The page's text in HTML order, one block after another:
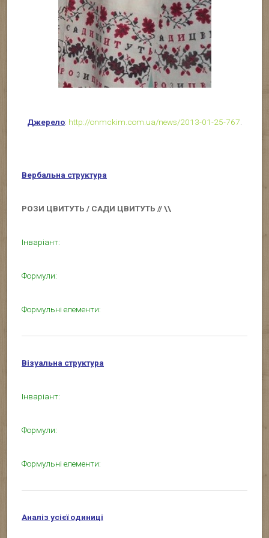
Джерело: http://onmckim.com.ua/news/2013-01-25-767
Вербальна структура
РОЗИ ЦВИТУТЬ / САДИ ЦВИТУТЬ // \\
Інваріант:
Формули:
Формульні елементи:
Візуальна структура
Інваріант:
Формули:
Формульні елементи:
Аналіз усієї одиниці